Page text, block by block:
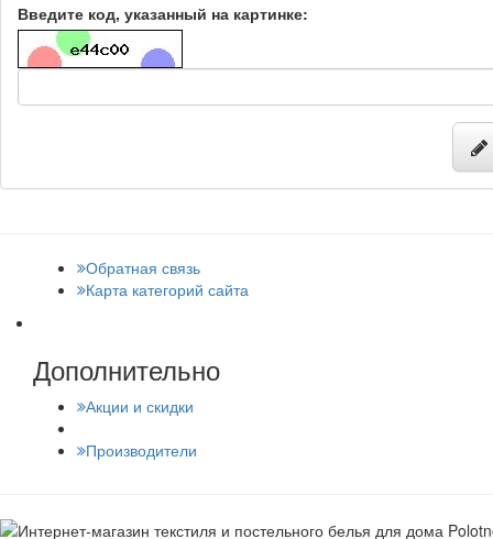
Введите код, указанный на картинке:
Обратная связь
Карта категорий сайта
Дополнительно
Акции и скидки
Производители